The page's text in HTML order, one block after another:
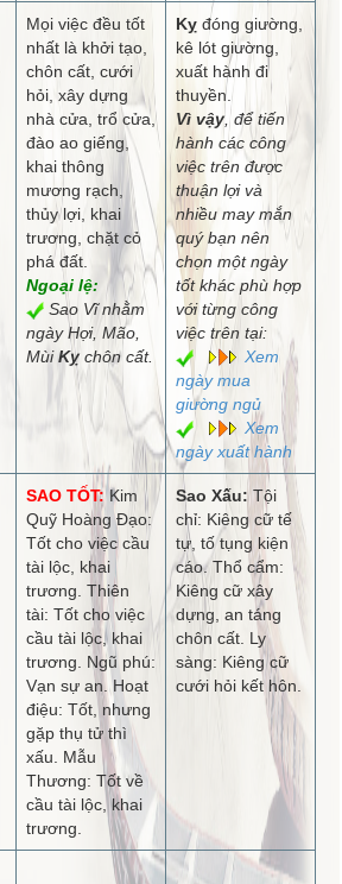
Mọi việc đều tốt
nhất là khởi tạo,
chôn cất, cưới
hỏi, xây dựng
nhà cửa, trổ cửa,
đào ao giếng,
khai thông
mương rạch,
thủy lợi, khai
trương, chặt cỏ
phá đất.
Ngoại lệ:
Sao Vĩ nhằm
ngày Hợi, Mão,
MùiKỵchôn cất.
Kỵđóng giường,
kê lót giường,
xuất hành đi
thuyền.
Vì vậy, để tiến
hành các công
việc trên được
thuận lợi và
nhiều may mắn
quý bạn nên
chọn một ngày
tốt khác phù hợp
với từng công
việc trên tại:
Xem
ngày mua
giường ngủ
Xem
ngày xuất hành
SAO TỐT:Kim
Quỹ Hoàng Đạo:
Tốt cho việc cầu
tài lộc, khai
trương. Thiên
tài: Tốt cho việc
cầu tài lộc, khai
trương. Ngũ phú:
Vạn sự an. Hoạt
điệu: Tốt, nhưng
gặp thụ tử thì
xấu. Mẫu
Thương: Tốt về
cầu tài lộc, khai
trương.
Sao Xấu:Tội
chỉ: Kiêng cữ tế
tự, tố tụng kiện
cáo. Thổ cẩm:
Kiêng cữ xây
dựng, an táng
chôn cất. Ly
sàng: Kiêng cữ
cưới hỏi kết hôn.